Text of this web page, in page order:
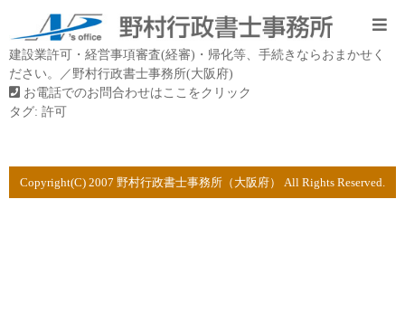
建設業許可・経営事項審査(経審)・帰化等、手続きならおまかせく
ださい。／野村行政書士事務所(大阪府)
お電話でのお問合わせはここをクリック
タグ: 許可
Copyright(C) 2007 野村行政書士事務所（大阪府） All Rights Reserved.